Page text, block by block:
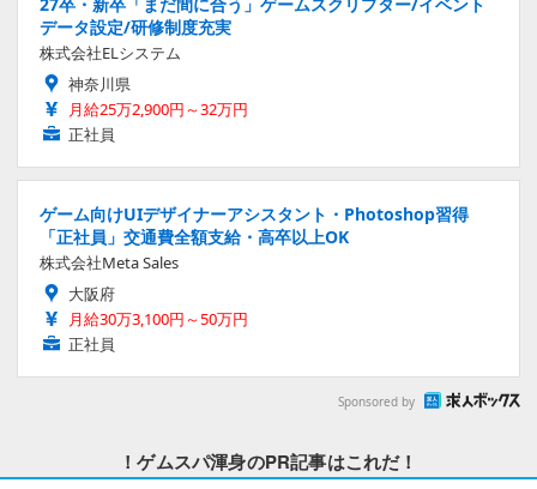
データ設定/研修制度充実
株式会社ELシステム
神奈川県
月給25万2,900円～32万円
正社員
ゲーム向けUIデザイナーアシスタント・Photoshop習得
「正社員」交通費全額支給・高卒以上OK
株式会社Meta Sales
大阪府
月給30万3,100円～50万円
正社員
Sponsored by
！ゲムスパ渾身のPR記事はこれだ！